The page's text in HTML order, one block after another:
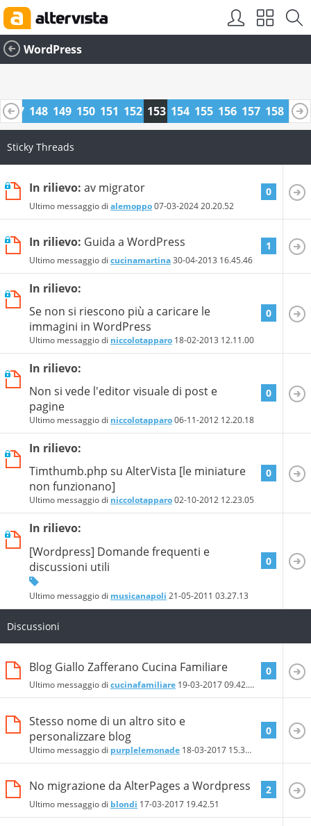
WordPress
147 148 149 150 151 152 153 154 155 156 157 158 159
Sticky Threads
In rilievo: av migrator
Ultimo messaggio di alemoppo07-03-202420.20.52
0
In rilievo: Guida a WordPress
Ultimo messaggio di cucinamartina30-04-2013 16.45.46
1
In rilievo:
Se non si riescono più a caricare le
immagini in WordPress
Ultimo messaggio di niccolotapparo 18-02-2013 12.11.00
0
In rilievo:
Non si vede l'editor visuale di post e
pagine
Ultimo messaggio di niccolotapparo06-11-2012 12.20.18
0
In rilievo:
Timthumb.php su AlterVista [le miniature
non funzionano]
Ultimo messaggio di niccolotapparo02-10-2012 12.23.05
0
In rilievo:
[Wordpress] Domande frequenti e
discussioni utili
Ultimo messaggio di musicanapoli 21-05-2011 03.27.13
0
Discussioni
Blog Giallo Zafferano Cucina Familiare
Ultimo messaggio di cucinafamiliare 19-03-201709.42.02
0
Stesso nome di un altro sito e
personalizzare blog
Ultimo messaggio di purplelemonade 18-03-2017 15.38.20
0
No migrazione da AlterPages a Wordpress
Ultimo messaggio di blondi 17-03-2017 19.42.51
2